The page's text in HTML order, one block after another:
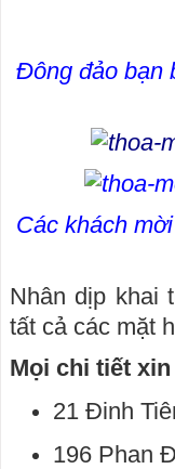
Đông đảo bạn
Các khách
Nhân dịp khai
tất cả các mặt
Mọi chi tiết
21 Đinh
196 Phan